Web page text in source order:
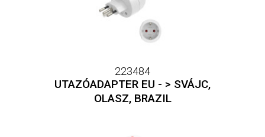
223484
UTAZÓADAPTER EU - > SVÁJC,
OLASZ, BRAZIL